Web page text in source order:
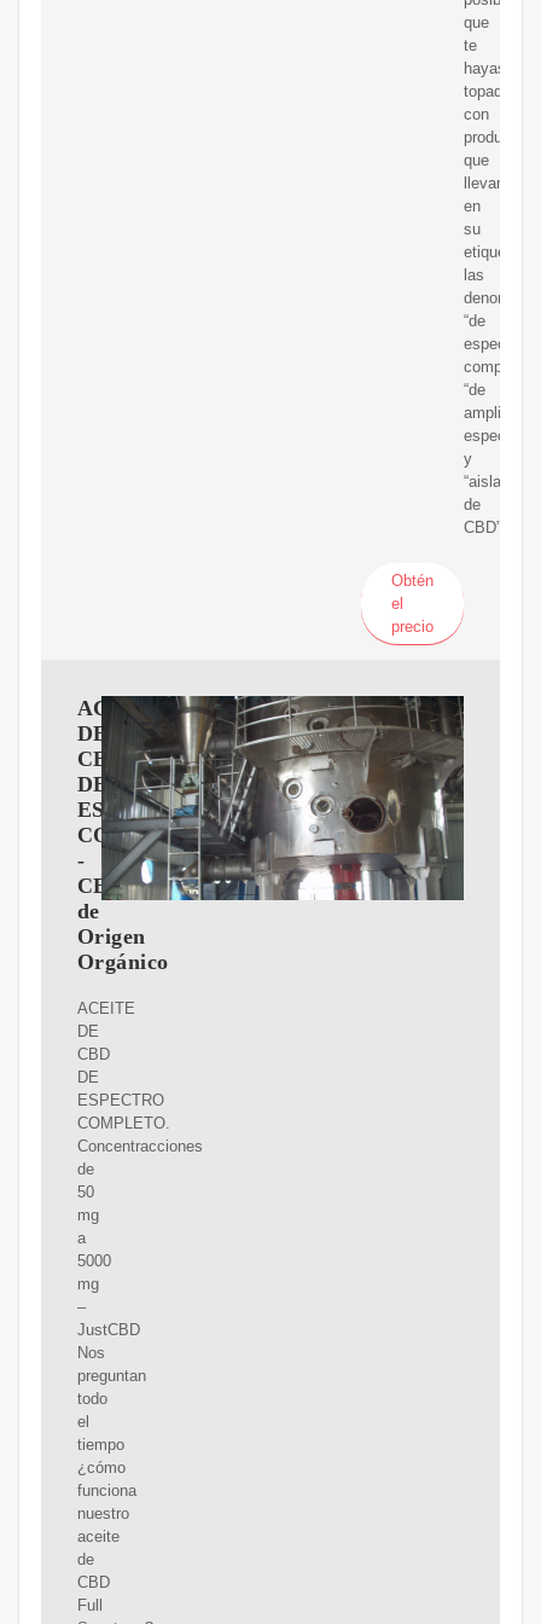
que
te
hayas
topado
con
productos
que
llevan
en
su
etiquetado
las
“de
espectro
completo”,
“de
amplio
espectro”
y
“aislado
de
CBD”.
Obtén
el
precio
ACEITE
DE
CBD
DE
ESPECTRO
COMPLETO
-
CBD
de
Origen
Orgánico
ACEITE
DE
CBD
DE
ESPECTRO
COMPLETO.
Concentracciones
de
50
mg
a
5000
mg
–
JustCBD
Nos
preguntan
todo
el
tiempo
¿cómo
funciona
nuestro
aceite
de
CBD
Full